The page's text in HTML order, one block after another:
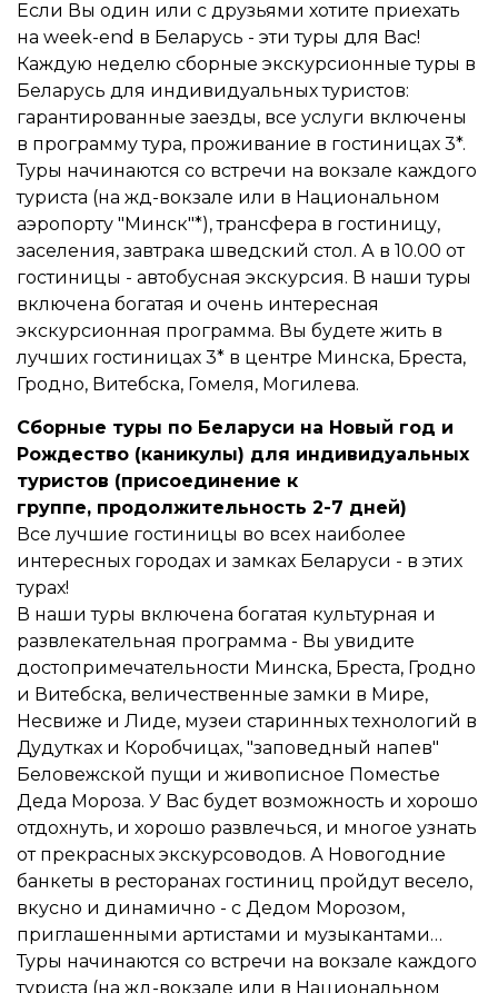
Если Вы один или с друзьями хотите приехать
на week-end в Беларусь - эти туры для Вас!
Каждую неделю сборные экскурсионные туры в
Беларусь для индивидуальных туристов:
гарантированные заезды, все услуги включены
в программу тура, проживание в гостиницах 3*.
Туры начинаются со встречи на вокзале каждого
туриста (на жд-вокзале или в Национальном
аэропорту "Минск"*), трансфера в гостиницу,
заселения, завтрака шведский стол. А в 10.00 от
гостиницы - автобусная экскурсия. В наши туры
включена богатая и очень интересная
экскурсионная программа. Вы будете жить в
лучших гостиницах 3* в центре Минска, Бреста,
Гродно, Витебска, Гомеля, Могилева.
Сборные туры по Беларуси на Новый год и
Рождество (каникулы) для индивидуальных
туристов (присоединение к
группе, продолжительность 2-7 дней)
Все лучшие гостиницы во всех наиболее
интересных городах и замках Беларуси - в этих
турах!
В наши туры включена богатая культурная и
развлекательная программа - Вы увидите
достопримечательности Минска, Бреста, Гродно
и Витебска, величественные замки в Мире,
Несвиже и Лиде, музеи старинных технологий в
Дудутках и Коробчицах, "заповедный напев"
Беловежской пущи и живописное Поместье
Деда Мороза. У Вас будет возможность и хорошо
отдохнуть, и хорошо развлечься, и многое узнать
от прекрасных экскурсоводов. А Новогодние
банкеты в ресторанах гостиниц пройдут весело,
вкусно и динамично - с Дедом Морозом,
приглашенными артистами и музыкантами…
Туры начинаются со встречи на вокзале каждого
туриста (на жд-вокзале или в Национальном